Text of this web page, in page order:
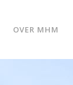
OVER MHM